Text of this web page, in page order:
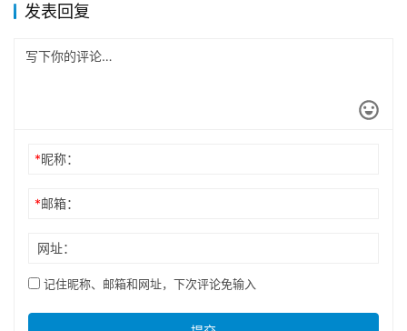
发表回复
*昵称：
*邮箱：
网址：
记住昵称、邮箱和网址，下次评论免输入